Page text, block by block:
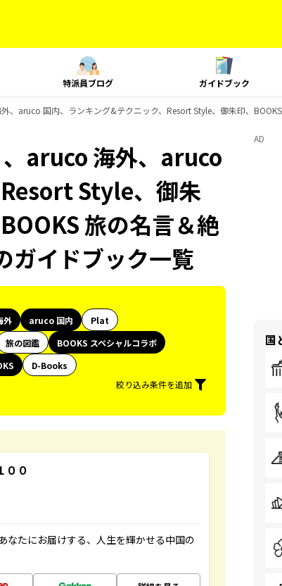
特派員ブログ ガイドブック
、aruco 国内、ランキング&テクニック、Resort Style、御朱印、
aruco 海外、aruco
Style、御朱
旅の名言＆絶
ガイドブック一覧
外 aruco 国内
Plat
旅の図鑑
BOOKS スペシャルコラボ
D-Books
絞り込み条件を追加
００
なたにお届けする、人生を輝かせる中国の
AD
国